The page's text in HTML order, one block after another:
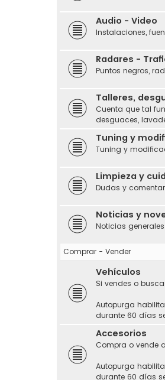
Audio - Video
Instalaciones,
Radares -
Puntos negros,
Talleres,
Cuenta que tal
desguaces,
Tuning y
Tuning y
Limpieza y
Dudas y
Noticias y
Noticias
Comprar - Vender
Vehículos
Si vendes o
Autopurga
durante 60 días
Accesorios
Compra o vende
Autopurga
durante 60 días